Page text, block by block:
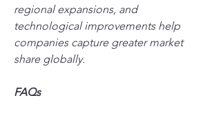
regional expansions, and
technological improvements help
companies capture greater market
share globally.
FAQs